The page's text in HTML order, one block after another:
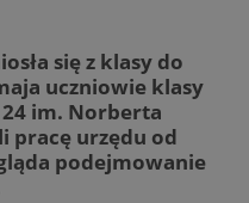
się z klasy do
uczniowie klasy
im. Norberta
pracę urzędu od
podejmowanie